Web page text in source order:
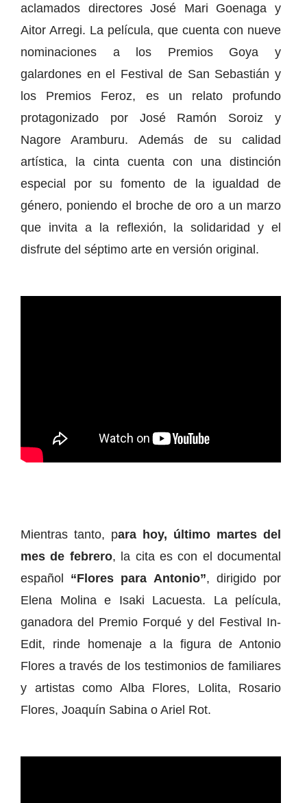
aclamados directores José Mari Goenaga y
Aitor Arregi. La película, que cuenta con nueve
nominaciones a los Premios Goya y
galardones en el Festival de San Sebastián y
los Premios Feroz, es un relato profundo
protagonizado por José Ramón Soroiz y
Nagore Aramburu. Además de su calidad
artística, la cinta cuenta con una distinción
especial por su fomento de la igualdad de
género, poniendo el broche de oro a un marzo
que invita a la reflexión, la solidaridad y el
disfrute del séptimo arte en versión original.
Mientras tanto, para hoy, último martes del
mes de febrero, la cita es con el documental
español “Flores para Antonio”, dirigido por
Elena Molina e Isaki Lacuesta. La película,
ganadora del Premio Forqué y del Festival In-
Edit, rinde homenaje a la figura de Antonio
Flores a través de los testimonios de familiares
y artistas como Alba Flores, Lolita, Rosario
Flores, Joaquín Sabina o Ariel Rot.